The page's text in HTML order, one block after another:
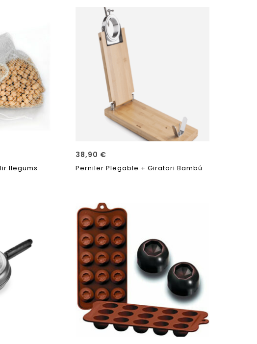
llegums
38,90 €
Perniler Plegable + Giratori Bambú